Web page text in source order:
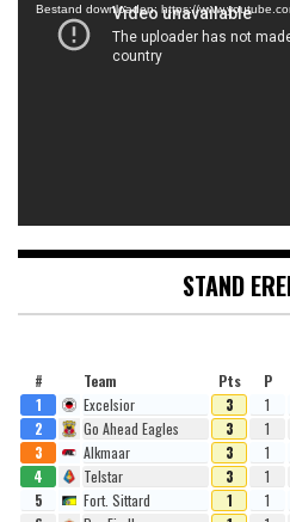
Bestand downloaden: https://
STAND
#
Team Pts P
1
Excelsior 3 1
2
Go Ahead Eagles 3 1
3
Alkmaar 3 1
4
Telstar 3 1
5
Fort. Sittard 1 1